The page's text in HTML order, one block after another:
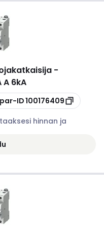
-
A 6kA
ID100176409
hinnan ja